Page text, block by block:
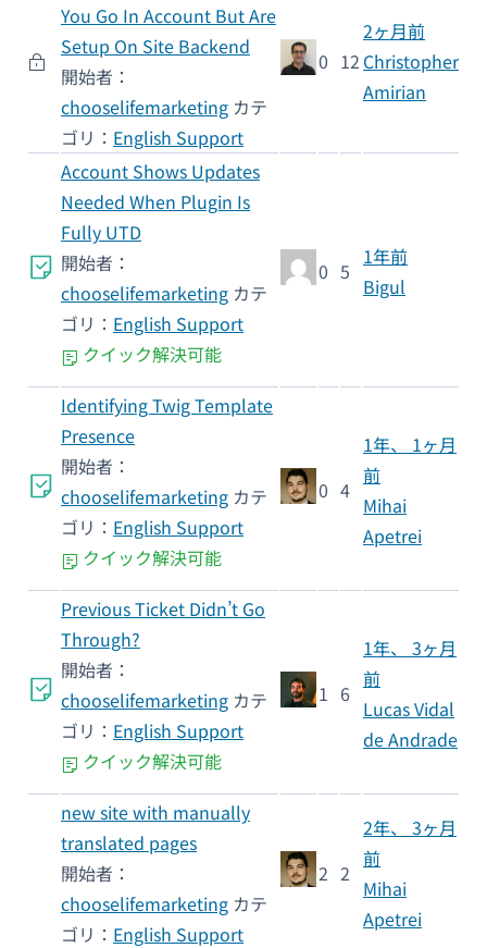
You Go In Account But Are
Setup On Site Backend
開始者：
chooselifemarketing カテ
ゴリ： English Support
0 12
2ヶ月前
Christopher
Amirian
Account Shows Updates
Needed When Plugin Is
Fully UTD
開始者：
chooselifemarketing カテ
ゴリ： English Support
クイック解決可能
0 5
1年前
Bigul
Identifying Twig Template
Presence
開始者：
chooselifemarketing カテ
ゴリ： English Support
クイック解決可能
0 4
1年、 1ヶ月
前
Mihai
Apetrei
Previous Ticket Didn’t Go
Through?
開始者：
chooselifemarketing カテ
ゴリ： English Support
クイック解決可能
1 6
1年、 3ヶ月
前
Lucas Vidal
de Andrade
new site with manually
translated pages
開始者：
chooselifemarketing カテ
ゴリ： English Support
2 2
2年、 3ヶ月
前
Mihai
Apetrei